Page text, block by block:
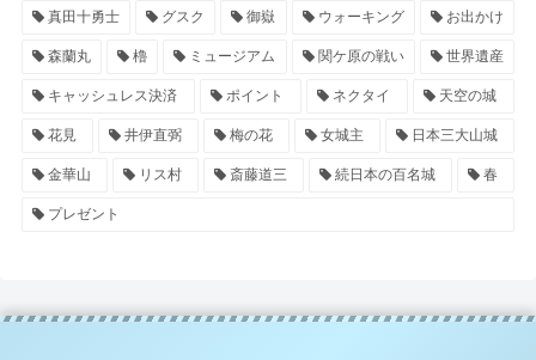
真田十勇士 グスク 御嶽 ウォーキング お出かけ
森蘭丸 櫓 ミュージアム 関ケ原の戦い 世界遺産
キャッシュレス決済 ポイント ネクタイ 天空の城
花見 井伊直弼 梅の花 女城主 日本三大山城
金華山 リス村 斎藤道三 続日本の百名城 春
プレゼント